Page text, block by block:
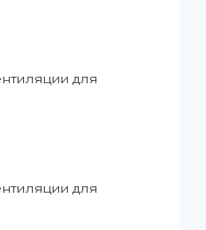
для
для